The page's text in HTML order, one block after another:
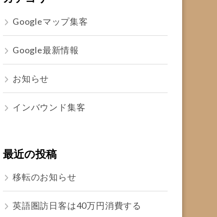
Googleマップ集客
Google最新情報
お知らせ
インバウンド集客
最近の投稿
移転のお知らせ
英語圏訪日客は40万円消費する